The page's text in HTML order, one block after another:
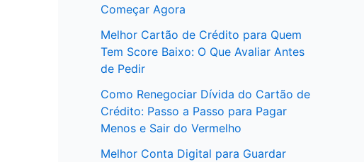
Começar Agora
Melhor Cartão de Crédito para Quem
Tem Score Baixo: O Que Avaliar Antes
de Pedir
Como Renegociar Dívida do Cartão de
Crédito: Passo a Passo para Pagar
Menos e Sair do Vermelho
Melhor Conta Digital para Guardar